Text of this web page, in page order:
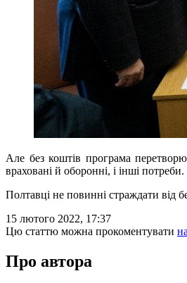
Але без коштів програма
враховані й оборонні, і інші
Полтавці не повинні страждати від
15 лютого 2022, 17:37
Цю статтю можна прокоментувати
Про автора